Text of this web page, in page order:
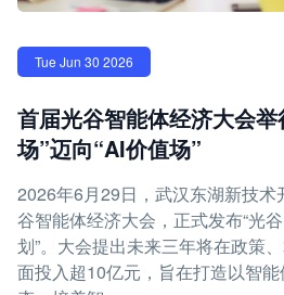
Tue Jun 30 2026
首届光谷智能体经济大会
场”迈向“AI价值场”
2026年6月29日，武汉东湖新技术
谷智能体经济大会，正式发布“光
划”。大会提出未来三年将在政策
面投入超10亿元，旨在打造以智